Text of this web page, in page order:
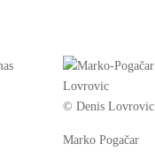
© Denis Lovrovic
Marko Pogačar